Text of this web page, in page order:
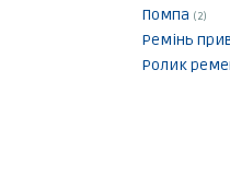
Помпа (2)
Ремінь
Ролик